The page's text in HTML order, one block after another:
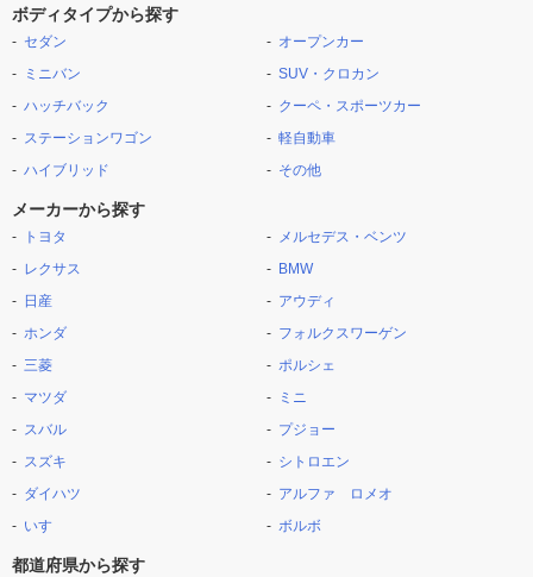
ボディタイプから探す
セダン
ミニバン
ハッチバック
ステーションワゴン
ハイブリッド
オープンカー
SUV・クロカン
クーペ・スポーツカー
軽自動車
その他
メーカーから探す
トヨタ
レクサス
日産
ホンダ
三菱
マツダ
スバル
スズキ
ダイハツ
いすゞ
メルセデス・ベンツ
BMW
アウディ
フォルクスワーゲン
ポルシェ
ミニ
プジョー
シトロエン
アルファ ロメオ
ボルボ
都道府県から探す